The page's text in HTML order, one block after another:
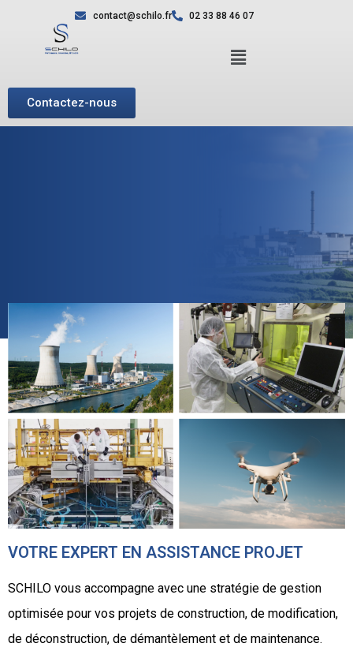
contact@schilo.fr 02 33 88 46 07
Contactez-nous
VOTRE EXPERT EN ASSISTANCE PROJET
SCHILO vous accompagne avec une stratégie de gestion
optimisée pour vos projets de construction, de modification,
de déconstruction, de démantèlement et de maintenance.